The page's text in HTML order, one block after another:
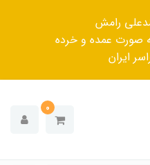
رامش
صورت عمده و خرده
ایران
0